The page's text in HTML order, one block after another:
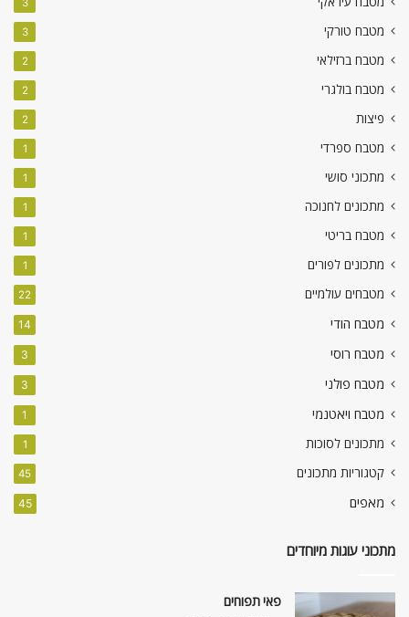
3
מטבח טורקי 3
מטבח ברזילאי 2
מטבח בולגרי 2
פיצות 2
מטבח ספרדי 1
מתכוני סושי 1
מתכונים לחנוכה 1
מטבח בריטי 1
מתכונים לפורים 1
מטבחים עולמיים 22
מטבח הודי 14
מטבח רוסי 3
מטבח פולני 3
מטבח ויאטנמי 1
מתכונים לסוכות 1
קטגוריות מתכונים 45
מאפים 45
מתכוני עוגות מיוחדים
פאי תפוחים